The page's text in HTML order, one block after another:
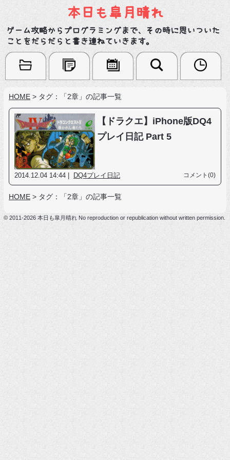
本日も皐月晴れ
ゲーム攻略からプログラミングまで、その時に思いついた
ことをだらだらと書き連ねていきます。
HOME > タグ：「2章」の記事一覧
【ドラクエ】iPhone版DQ4
プレイ日記 Part 5
2014.12.04 14:44 | DQ4プレイ日記 コメント(0)
HOME > タグ：「2章」の記事一覧
© 2011-2026 本日も皐月晴れ No reproduction or republication without written permission.